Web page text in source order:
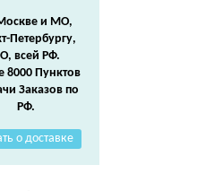
и МО,
Петербургу,
всей РФ.
8000 Пунктов
Заказов по
РФ.
о доставке